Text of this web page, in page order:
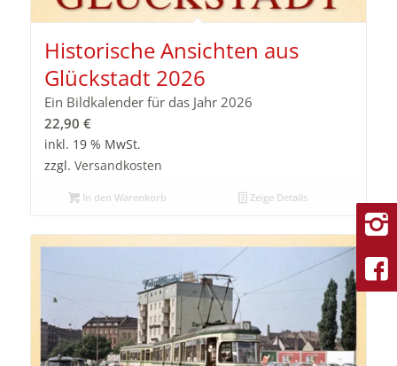
Historische Ansichten aus
Glückstadt 2026
Ein Bildkalender für das Jahr 2026
22,90 €
inkl. 19 % MwSt.
zzgl. Versandkosten
In den Warenkorb Zeige Details